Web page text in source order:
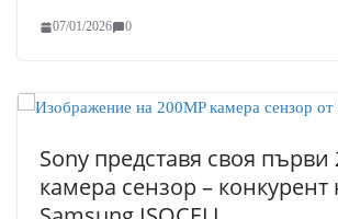
07/01/2026 0
Sony представя своя първи
камера сензор – конкурент